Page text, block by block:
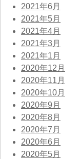
2021年6月
2021年5月
2021年4月
2021年3月
2021年1月
2020年12月
2020年11月
2020年10月
2020年9月
2020年8月
2020年7月
2020年6月
2020年5月